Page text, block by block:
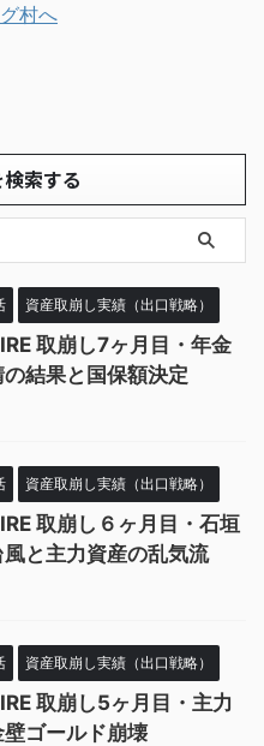
索する
資産取崩し実績（出口戦略）
取崩し7ヶ月目・年金
結果と国保額決定
資産取崩し実績（出口戦略）
取崩し６ヶ月目・石垣
と主力資産の乱気流
資産取崩し実績（出口戦略）
取崩し5ヶ月目・主力
ゴールド崩壊